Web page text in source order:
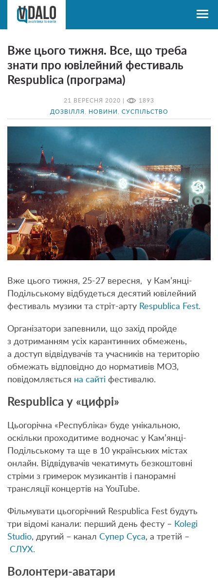
21 ВЕРЕСНЯ 2020 | 1893
ДОЗВІЛЛЯ НОВИНИ СУСПІЛЬСТВО
Вже цього тижня. Все, що треба
знати про ювілейний фестиваль
Respublica (програма)
Вже цього тижня, 25-27 вересня, у Кам’янці-
Подільському відбудеться десятий ювілейний
фестиваль музики та стріт-арту Respublica Fest.
Організатори запевнили, що захід пройде
з дотриманням усіх карантинних обмежень,
а доступ відвідувачів та учасників на територію
обмежать відповідно до нормативів МОЗ,
повідомляється на сайті фестивалю.
Respublica у «цифрі»
Цьогорічна «Республіка» буде унікальною,
оскільки проходитиме водночас у Кам’янці-
Подільському та ще в 10 українських містах
онлайн. Відвідувачів чекатимуть безкоштовні
стріми з гримерок музикантів і панорамні
трансляції концертів на YouTube.
Фільмувати цьогорічний Respublica Fest будуть
три відомі канали: перший день фесту – Kolegi
Studio, другий – канал Супер Суса, а третій –
СЛУХ.
Волонтери-аватари